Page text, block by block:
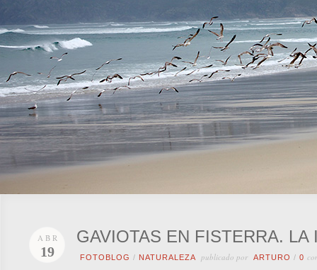
ABR
19
GAVIOTAS EN FISTERRA. LA
FOTOBLOG / NATURALEZA publicado por ARTURO / 0